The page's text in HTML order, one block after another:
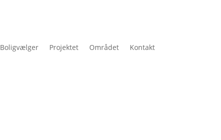
Boligvælger Projektet Området Kontakt